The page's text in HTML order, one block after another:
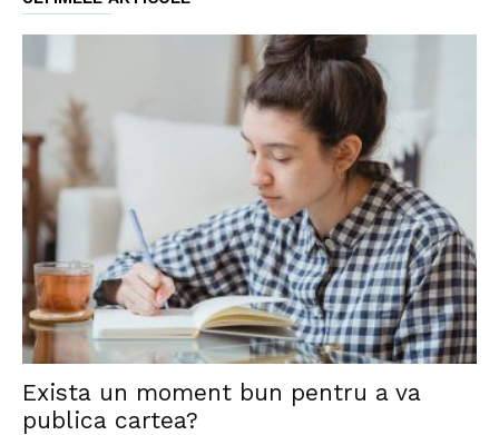
Exista un moment bun pentru a va
publica cartea?